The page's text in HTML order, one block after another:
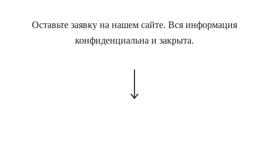
Оставьте заявку на нашем сайте. Вся информация
конфиденциальна и закрыта.